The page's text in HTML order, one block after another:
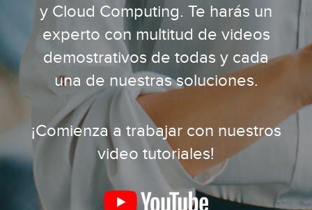
y Cloud Computing. Te harás un
experto con multitud de videos
demostrativos de todas y cada
una de nuestras soluciones.
¡Comienza a trabajar con nuestros
video tutoriales!